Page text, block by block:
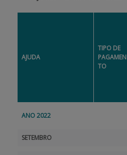
AJUDA
TIPO DE
PAGAMEN
TO
ANO 2022
SETEMBRO